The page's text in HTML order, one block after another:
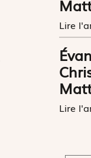
Lire
Lire